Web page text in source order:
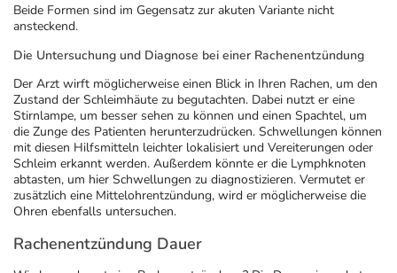
Beide Formen sind im Gegensatz zur akuten Variante nicht
ansteckend.
Die Untersuchung und Diagnose bei einer Rachenentzündung
Der Arzt wirft möglicherweise einen Blick in Ihren Rachen, um den
Zustand der Schleimhäute zu begutachten. Dabei nutzt er eine
Stirnlampe, um besser sehen zu können und einen Spachtel, um
die Zunge des Patienten herunterzudrücken. Schwellungen können
mit diesen Hilfsmitteln leichter lokalisiert und Vereiterungen oder
Schleim erkannt werden. Außerdem könnte er die Lymphknoten
abtasten, um hier Schwellungen zu diagnostizieren. Vermutet er
zusätzlich eine Mittelohrentzündung, wird er möglicherweise die
Ohren ebenfalls untersuchen.
Rachenentzündung Dauer